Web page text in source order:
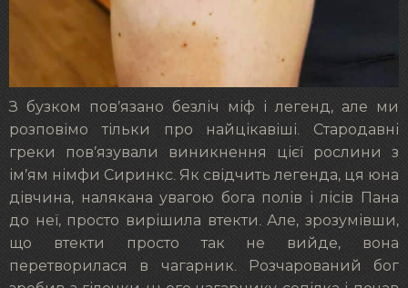
З бузком пов’язано безліч міф і легенд, але ми
розповімо тільки про найцікавіші. Стародавні
греки пов’язували виникнення цієї рослини з
ім’ям німфи Сиринкс. Як свідчить легенда, ця юна
дівчина, налякана увагою бога полів і лісів Пана
до неї, просто вирішила втекти. Але, зрозумівши,
що втекти просто так не вийде, вона
перетворилася в чагарник. Розчарований бог